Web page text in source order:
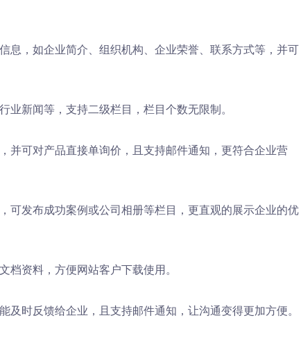
息，如企业简介、组织机构、企业荣誉、联系方式等，并可
业新闻等，支持二级栏目，栏目个数无限制。
并可对产品直接单询价，且支持邮件通知，更符合企业营
可发布成功案例或公司相册等栏目，更直观的展示企业的优
档资料，方便网站客户下载使用。
及时反馈给企业，且支持邮件通知，让沟通变得更加方便。